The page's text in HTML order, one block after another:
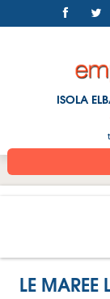
ISOLA
LE